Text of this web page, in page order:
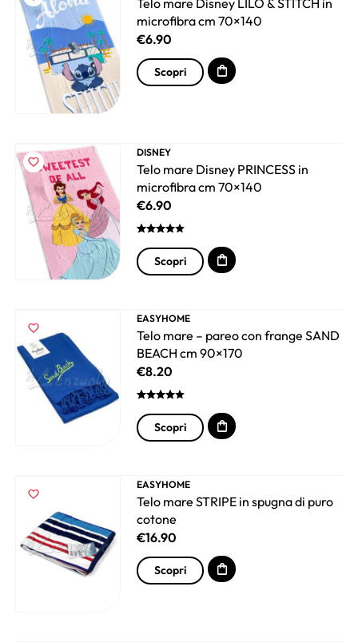
Telo mare Disney LILO & STITCH in
microfibra cm 70×140
€6.90
Scopri
DISNEY
Telo mare Disney PRINCESS in
microfibra cm 70×140
€6.90
Scopri
EASYHOME
Telo mare – pareo con frange SAND
BEACH cm 90×170
€8.20
Scopri
EASYHOME
Telo mare STRIPE in spugna di puro
cotone
€16.90
Scopri